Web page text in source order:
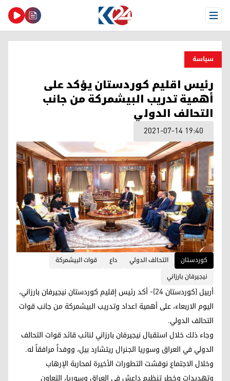
Open Menu
سیاسة
رئيس اقليم كوردستان يؤكد على
أهمية تدريب البيشمركة من جانب
التحالف الدولي
2021-07-14 19:40
کوردستان التحالف الدولي داع
قوات البيشمركة
نيجيرفان بارزاني
أربيل (كوردستان 24)- أكد رئيس إقليم كوردستان نيجيرفان بارزاني،
اليوم الاربعاء، على أهمية اعداد وتدريب البيشمركة من جانب قوات
التحالف الدولي.
وجاء ذلك خلال استقبال نيجيرفان بارزاني لنائب قائد قوات التحالف
الدولي في العراق وسوريا الجنرال ريتشارد بيل، ووفداً مرافقاً له.
وخلال الاجتماع نوقشت التطورات الأخيرة لمحاربة الإرهاب